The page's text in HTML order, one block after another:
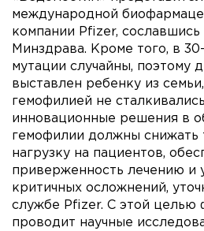
международной
компании Pfizer,
Минздрава. Кроме того, в
мутации случайны, поэтому
выставлен ребенку из
гемофилией не
инновационные решения в
гемофилии должны снижать
нагрузку на пациентов,
приверженность лечению и
критичных осложнений,
службе Pfizer. С этой целью
проводит научные